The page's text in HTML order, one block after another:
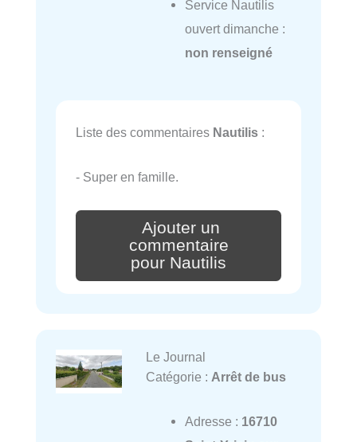
Service Nautilis
ouvert dimanche :
non renseigné
Liste des commentaires Nautilis :
- Super en famille.
Ajouter un
commentaire
pour Nautilis
Le Journal
Catégorie : Arrêt de bus
Adresse : 16710